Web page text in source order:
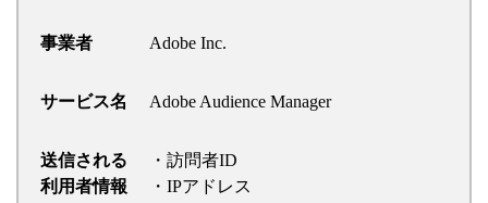
事業者 Adobe Inc.
サービス名 Adobe Audience Manager
送信される
利用者情報
・訪問者ID
・IPアドレス